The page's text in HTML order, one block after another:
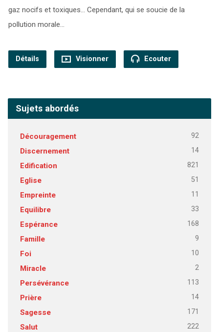
gaz nocifs et toxiques… Cependant, qui se soucie de la
pollution morale…
Détails Visionner Ecouter
Sujets abordés
Découragement 92
Discernement 14
Edification 821
Eglise 51
Empreinte 11
Equilibre 33
Espérance 168
Famille 9
Foi 10
Miracle 2
Persévérance 113
Prière 14
Sagesse 171
Salut 222